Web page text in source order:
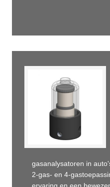
gasanalysatoren in
2-gas- en 4-